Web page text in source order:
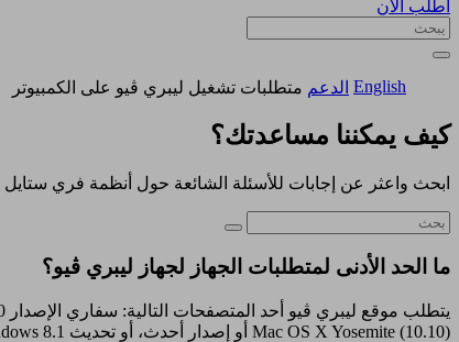
اطلب الآن
English الدعم متطلبات تشغيل ليبري ڤيو على الكمبيوتر
كيف يمكننا مساعدتك؟
ابحث واعثر عن إجابات للأسئلة الشائعة حول أنظمة فري ستايل
ما الحد الأدنى لمتطلبات الجهاز لجهاز ليبري ڤيو؟
Mac OS X Yosemite (10.10) أو إصدار أحدث، أو تحديث Windows 8.1 أو Windows 10 Anniversary (أو أحدث).